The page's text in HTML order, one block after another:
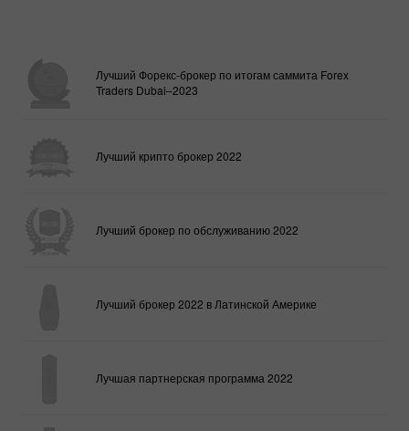
Лучший Форекс-брокер по итогам саммита Forex
Traders Dubai–2023
Лучший крипто брокер 2022
Лучший брокер по обслуживанию 2022
Лучший брокер 2022 в Латинской Америке
Лучшая партнерская программа 2022